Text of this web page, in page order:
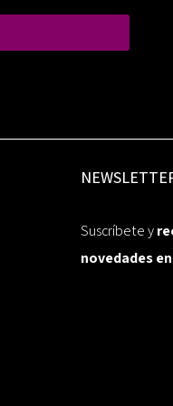
Suscríbete y
novedades